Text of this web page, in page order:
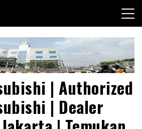
| Authorized
| Dealer